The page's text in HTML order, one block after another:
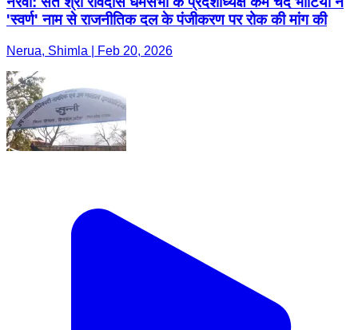
'स्वर्ण' नाम से राजनीतिक दल के पंजीकरण पर रोक की मांग की
Nerua, Shimla | Feb 20, 2026